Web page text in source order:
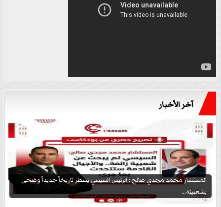
آخر الأخبار
المستشار محمد مجدي صالح : الرئيس السيسي يسطر تاريخاً جديداً وضحى
بشعبيته...